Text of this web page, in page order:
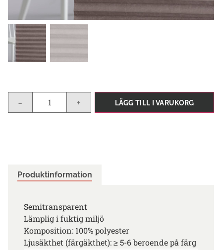
- + LÄGG TILL I VARUKORG
Produktinformation
Semitransparent
Lämplig i fuktig miljö
Komposition: 100% polyester
Ljusäkthet (färgäkthet): ≥ 5-6 beroende på färg